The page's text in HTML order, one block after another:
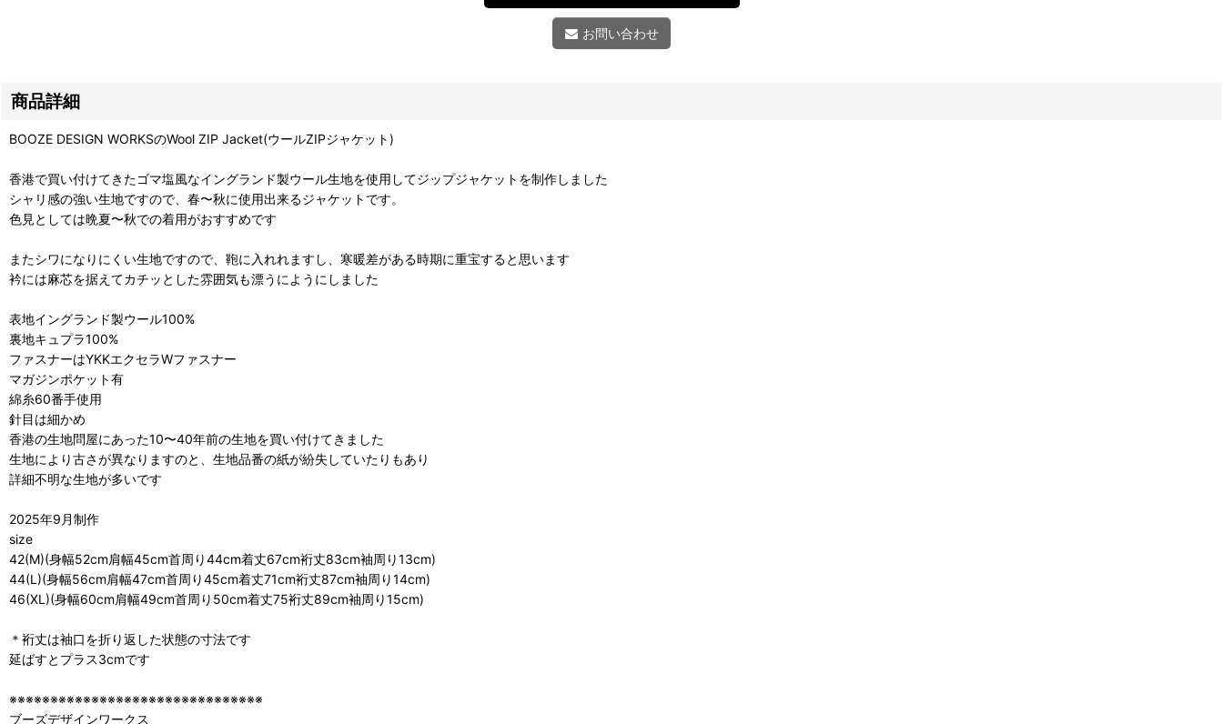
お問い合わせ
商品詳細
BOOZE DESIGN WORKSのWool ZIP Jacket(ウールZIPジャケット)
香港で買い付けてきたゴマ塩風なイングランド製ウール生地を使用してジップジャケットを制作しました
シャリ感の強い生地ですので、春〜秋に使用出来るジャケットです。
色見としては晩夏〜秋での着用がおすすめです
またシワになりにくい生地ですので、鞄に入れれますし、寒暖差がある時期に重宝すると思います
衿には麻芯を据えてカチッとした雰囲気も漂うにようにしました
表地イングランド製ウール100%
裏地キュプラ100%
ファスナーはYKKエクセラWファスナー
マガジンポケット有
綿糸60番手使用
針目は細かめ
香港の生地問屋にあった10〜40年前の生地を買い付けてきました
生地により古さが異なりますのと、生地品番の紙が紛失していたりもあり
詳細不明な生地が多いです
2025年9月制作
size
42(M)(身幅52cm肩幅45cm首周り44cm着丈67cm裄丈83cm袖周り13cm)
44(L)(身幅56cm肩幅47cm首周り45cm着丈71cm裄丈87cm袖周り14cm)
46(XL)(身幅60cm肩幅49cm首周り50cm着丈75裄丈89cm袖周り15cm)
＊裄丈は袖口を折り返した状態の寸法です
延ばすとプラス3cmです
※※※※※※※※※※※※※※※※※※※※※※※※※※※※※※※
ブーズデザインワークス